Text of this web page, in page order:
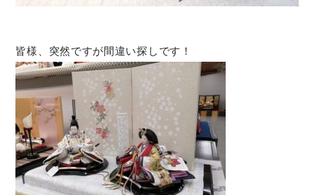
皆様、突然ですが間違い探しです！